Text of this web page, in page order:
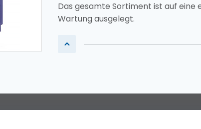
Das gesamte Sortiment ist auf eine
Wartung ausgelegt.